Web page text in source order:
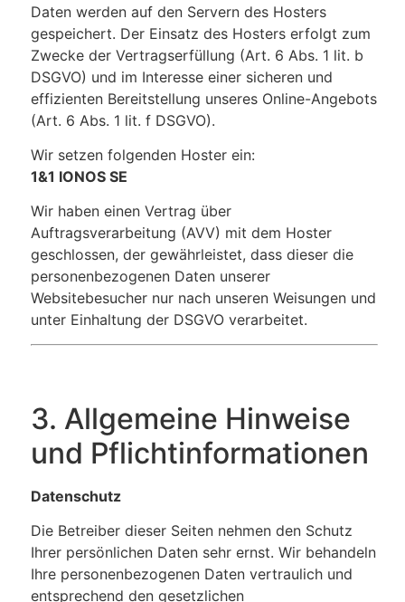
Daten werden auf den Servern des Hosters
gespeichert. Der Einsatz des Hosters erfolgt zum
Zwecke der Vertragserfüllung (Art. 6 Abs. 1 lit. b
DSGVO) und im Interesse einer sicheren und
effizienten Bereitstellung unseres Online-Angebots
(Art. 6 Abs. 1 lit. f DSGVO).
Wir setzen folgenden Hoster ein:
1&1 IONOS SE
Wir haben einen Vertrag über
Auftragsverarbeitung (AVV) mit dem Hoster
geschlossen, der gewährleistet, dass dieser die
personenbezogenen Daten unserer
Websitebesucher nur nach unseren Weisungen und
unter Einhaltung der DSGVO verarbeitet.
3. Allgemeine Hinweise
und Pflichtinformationen
Datenschutz
Die Betreiber dieser Seiten nehmen den Schutz
Ihrer persönlichen Daten sehr ernst. Wir behandeln
Ihre personenbezogenen Daten vertraulich und
entsprechend den gesetzlichen